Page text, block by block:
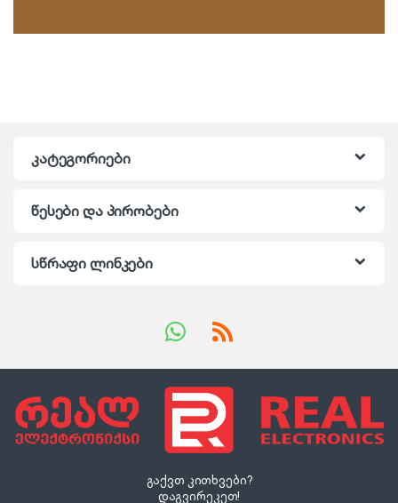
კატეგორიები
წესები და პირობები
სწრაფი ლინკები
გაქვთ კითხვები?
დაგვირეკეთ!